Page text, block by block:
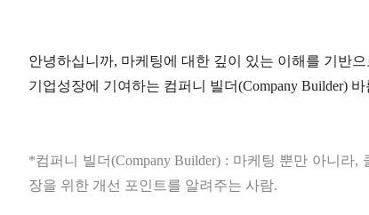
안녕하십니까, 마케팅에 대한 깊이 있는 이해를 기반
기업성장에 기여하는 컴퍼니 빌더(Company Builder) 바
*컴퍼니 빌더(Company Builder) : 마케팅 뿐만 아니라,
장을 위한 개선 포인트를 알려주는 사람.